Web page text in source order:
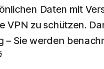
Daten mit
VPN zu schützen.
– Sie werden